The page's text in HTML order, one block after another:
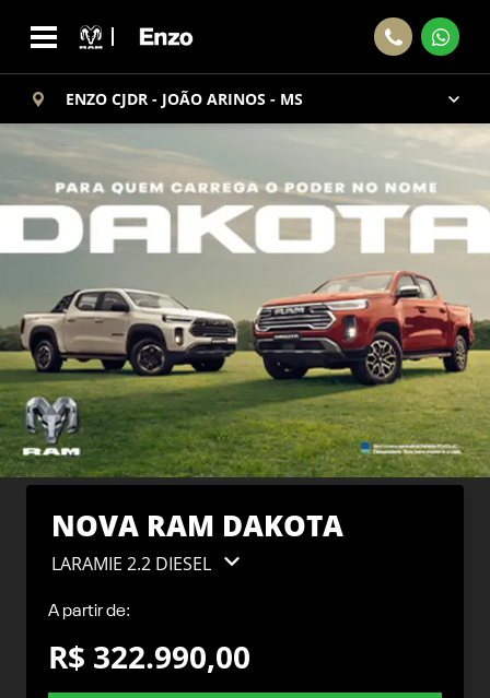
ENZO CJDR - JOÃO ARINOS - MS
NOVA RAM DAKOTA
LARAMIE 2.2 DIESEL
A partir de:
R$ 322.990,00